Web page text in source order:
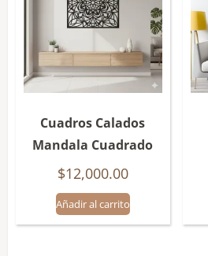
Cuadros Calados
Mandala Cuadrado
$12,000.00
Añadir al carrito